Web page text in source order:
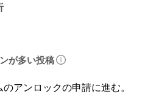
が多い投稿
アンロックの申請に進む。